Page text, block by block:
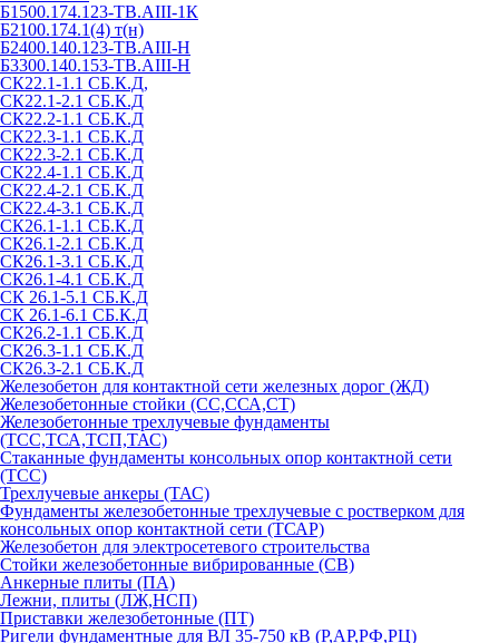
Б1500.174.123-ТВ.АIII-1К
Б2100.174.1(4) т(н)
Б2400.140.123-ТВ.АIII-Н
Б3300.140.153-ТВ.АIII-Н
СК22.1-1.1 СБ.К.Д,
СК22.1-2.1 СБ.К.Д
СК22.2-1.1 СБ.К.Д
СК22.3-1.1 СБ.К.Д
СК22.3-2.1 СБ.К.Д
СК22.4-1.1 СБ.К.Д
СК22.4-2.1 СБ.К.Д
СК22.4-3.1 СБ.К.Д
СК26.1-1.1 СБ.К.Д
СК26.1-2.1 СБ.К.Д
СК26.1-3.1 СБ.К.Д
СК26.1-4.1 СБ.К.Д
СК 26.1-5.1 СБ.К.Д
СК 26.1-6.1 СБ.К.Д
СК26.2-1.1 СБ.К.Д
СК26.3-1.1 СБ.К.Д
СК26.3-2.1 СБ.К.Д
Железобетон для контактной сети железных дорог (ЖД)
Железобетонные стойки (СС,ССА,СТ)
Железобетонные трехлучевые фундаменты
(ТСС,ТСА,ТСП,ТАС)
Стаканные фундаменты консольных опор контактной сети
(ТСС)
Трехлучевые анкеры (ТАС)
Фундаменты железобетонные трехлучевые с ростверком для
консольных опор контактной сети (ТСАР)
Железобетон для электросетевого строительства
Стойки железобетонные вибрированные (СВ)
Анкерные плиты (ПА)
Лежни, плиты (ЛЖ,НСП)
Приставки железобетонные (ПТ)
Ригели фундаментные для ВЛ 35-750 кВ (Р,АР,РФ,РЦ)